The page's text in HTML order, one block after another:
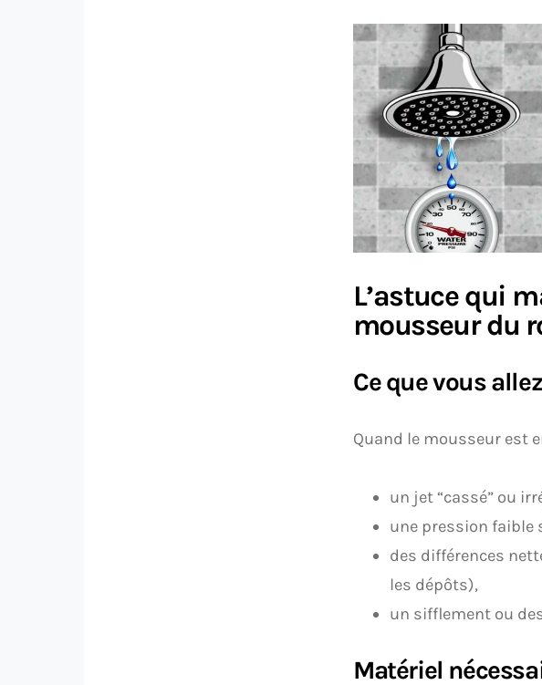
L’astuce qui
mousseur du
Ce que vous
Quand le mousseur est
un jet “cassé” ou
une pression faible
des différences
les dépôts),
un sifflement ou
Matériel